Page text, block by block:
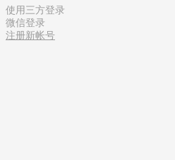
使用三方登录
微信登录
注册新帐号